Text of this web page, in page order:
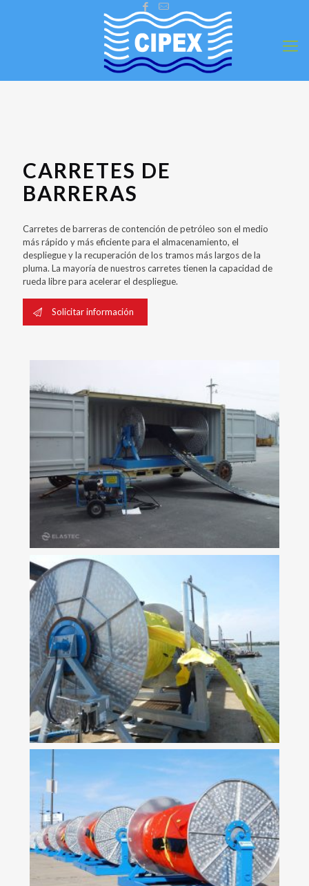
CARRETES DE
BARRERAS
Carretes de barreras de contención de petróleo son el medio
más rápido y más eficiente para el almacenamiento, el
despliegue y la recuperación de los tramos más largos de la
pluma. La mayoría de nuestros carretes tienen la capacidad de
rueda libre para acelerar el despliegue.
Solicitar información